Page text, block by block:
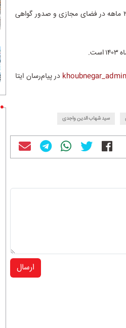
از مزایای این دوره‌ها می‌توان به ۳ تورچه رایگان تهران‌گردی، پشتیبانی ۲ ماهه در فضای مجازی و صدور گواهی
در پیام‌رسان ایتا
سید شهاب الدین واجدی
ارسال